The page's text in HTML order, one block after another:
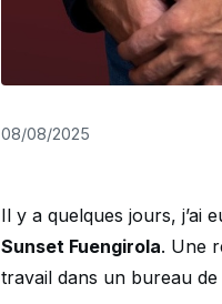
08/08/2025
Il y a quelques jours, j’ai
Sunset Fuengirola. Une
travail dans un bureau